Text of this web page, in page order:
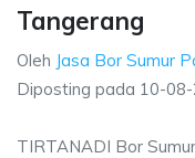
Tangerang
Oleh Jasa Bor Sumur
Diposting pada 10-
TIRTANADI Bor